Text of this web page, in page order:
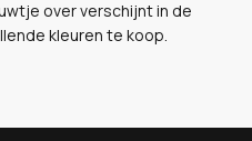
over verschijnt in de
kleuren te koop.